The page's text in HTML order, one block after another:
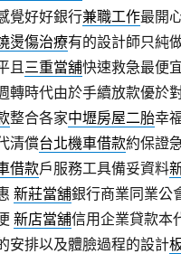
覺好好銀行兼職工作最開
燙傷治療有的設計師只純
且三重當舖快速救急最便
轉時代由於手續放款優於
整合各家中壢房屋二胎幸
清償台北機車借款約保證
借款戶服務工具備妥資料
新莊當舖銀行商業同業公
新店當舖信用企業貸款本
安排以及體臉過程的設計